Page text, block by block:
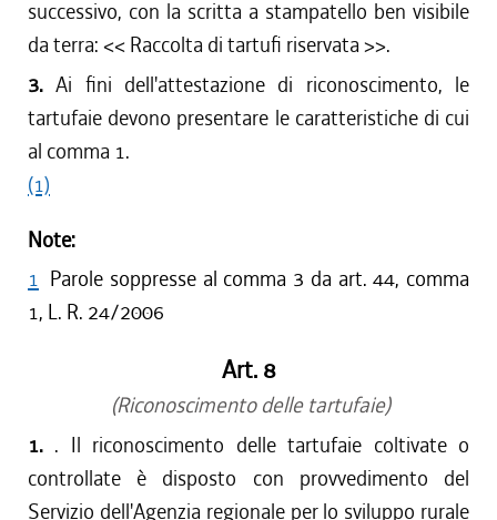
successivo, con la scritta a stampatello ben visibile
da terra: << Raccolta di tartufi riservata >>.
3.Ai fini dell'attestazione di riconoscimento, le
tartufaie devono presentare le caratteristiche di cui
al comma 1.
(1)
Note:
1 Parole soppresse al comma 3 da art. 44, comma
1, L. R. 24/2006
Art. 8
(Riconoscimento delle tartufaie)
1. . Il riconoscimento delle tartufaie coltivate o
controllate è disposto con provvedimento del
Servizio dell'Agenzia regionale per lo sviluppo rurale